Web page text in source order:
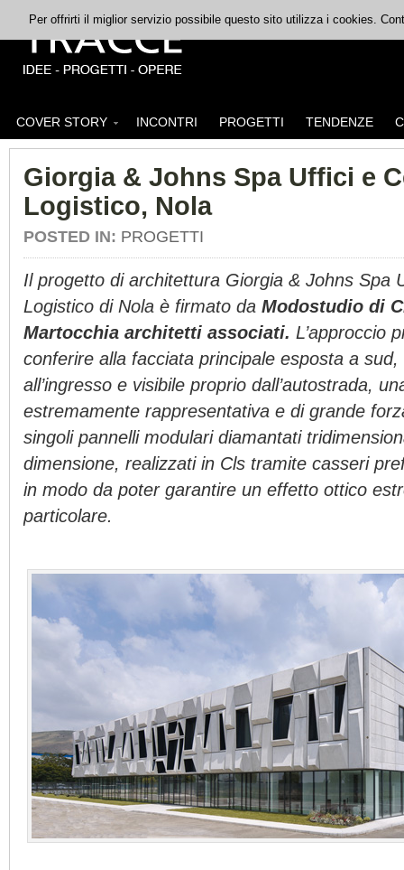
COVER STORY INCONTRI PROGETTI TENDENZE
Giorgia & Johns Spa Uffici e
Logistico, Nola
POSTED IN: PROGETTI
Il progetto di architettura Giorgia & Johns Spa
Logistico di Nola è firmato da Modostudio di
Martocchia architetti associati. L’approccio
conferire alla facciata principale esposta a
all’ingresso e visibile proprio dall’autostrada,
estremamente rappresentativa e di grande
singoli pannelli modulari diamantati
dimensione, realizzati in Cls tramite casseri
in modo da poter garantire un effetto ottico
particolare.
Per offrirti il miglior servizio possibile questo sito utilizza i cookies.